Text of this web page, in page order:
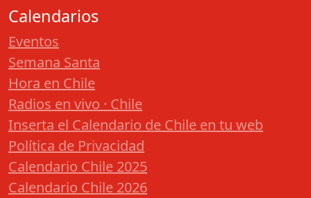
Calendarios
Eventos
Semana Santa
Hora en Chile
Radios en vivo · Chile
Inserta el Calendario de Chile en tu web
Política de Privacidad
Calendario Chile 2025
Calendario Chile 2026